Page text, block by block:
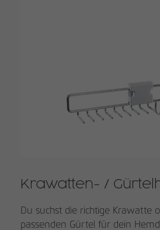
Krawatten- /
Du suchst die richtige Krawatte
passenden Gürtel für dein